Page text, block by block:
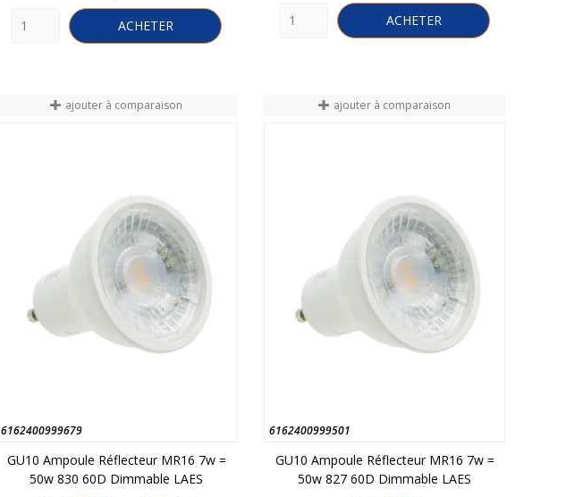
ACHETER ACHETER
ajouter à comparaison
6162400999679
GU10 Ampoule Réflecteur MR16 7w =
50w 830 60D Dimmable LAES
ajouter à comparaison
6162400999501
GU10 Ampoule Réflecteur MR16 7w =
50w 827 60D Dimmable LAES